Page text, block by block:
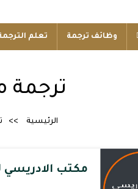
وظائف ترجمة تعلم
ترجمة
الرئيسية
مكتب الادريسي